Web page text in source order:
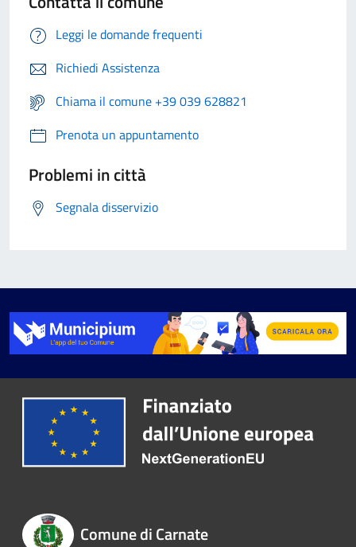
Leggi le domande frequenti
Richiedi Assistenza
Chiama il comune +39 039 628821
Prenota un appuntamento
Problemi in città
Segnala disservizio
Comune di Carnate